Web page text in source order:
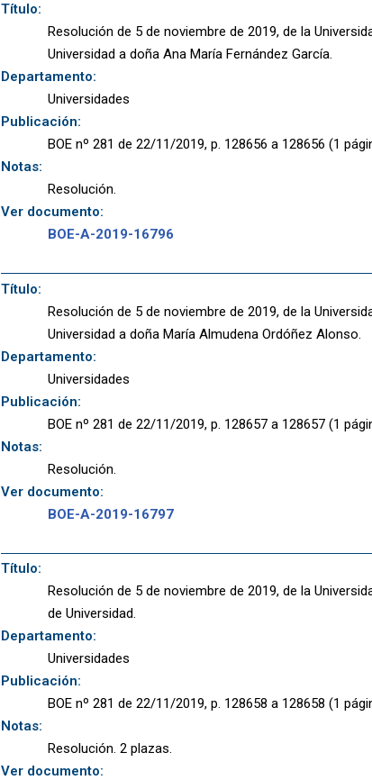
Título:
Resolución de 5 de noviembre de 2019, de la
Universidad a doña Ana María Fernández García.
Departamento:
Universidades
Publicación:
BOE nº 281 de 22/11/2019, p. 128656 a 128656 (1
Notas:
Resolución.
Ver documento:
BOE-A-2019-16796
Título:
Resolución de 5 de noviembre de 2019, de la
Universidad a doña María Almudena Ordóñez Alonso.
Departamento:
Universidades
Publicación:
BOE nº 281 de 22/11/2019, p. 128657 a 128657 (1
Notas:
Resolución.
Ver documento:
BOE-A-2019-16797
Título:
Resolución de 5 de noviembre de 2019, de la
de Universidad.
Departamento:
Universidades
Publicación:
BOE nº 281 de 22/11/2019, p. 128658 a 128658 (1
Notas:
Resolución. 2 plazas.
Ver documento: